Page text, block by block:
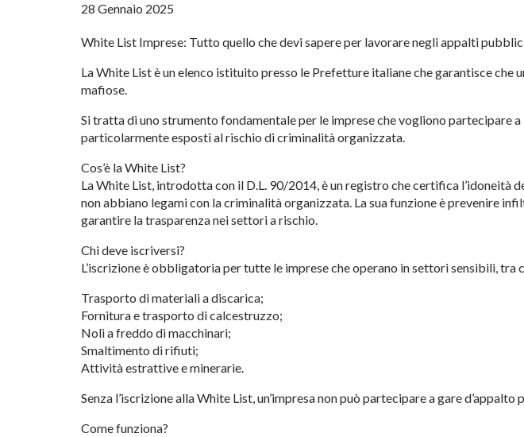
28 Gennaio 2025
White List Imprese: Tutto quello che devi sapere per lavorare negli appalti
La White List è un elenco istituito presso le Prefetture italiane che garantisce che
mafiose.
Si tratta di uno strumento fondamentale per le imprese che vogliono partecipare
particolarmente esposti al rischio di criminalità organizzata.
Cos’è la White List?
La White List, introdotta con il D.L. 90/2014, è un registro che certifica l’idoneità
non abbiano legami con la criminalità organizzata. La sua funzione è prevenire
garantire la trasparenza nei settori a rischio.
Chi deve iscriversi?
L’iscrizione è obbligatoria per tutte le imprese che operano in settori sensibili, tra
Trasporto di materiali a discarica;
Fornitura e trasporto di calcestruzzo;
Noli a freddo di macchinari;
Smaltimento di rifiuti;
Attività estrattive e minerarie.
Senza l’iscrizione alla White List, un’impresa non può partecipare a gare
Come funziona?